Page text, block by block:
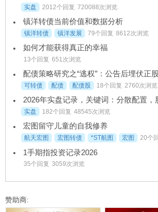
实盘 2012个回复 720088次浏览
镇洋转债当前价值和数据分析
镇洋转债 镇洋发展 79个回复 8612次浏览
如何才能获得真正的幸福
13个回复 651次浏览
可转债 配债 配债股 18个回复 2760次浏览
实盘 182个回复 48545次浏览
宏图留守儿童的自我修养
航天宏图 宏图转债 *ST航图 宏图 20个
1手期指投资记录2026
35个回复 3059次浏览
赞助商: